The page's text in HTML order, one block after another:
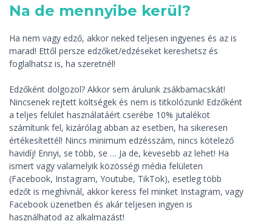
Na de mennyibe kerül?
Ha nem vagy edző, akkor neked teljesen ingyenes és az is
marad! Ettől persze edzőket/edzéseket kereshetsz és
foglalhatsz is, ha szeretnél!
Edzőként dolgozol? Akkor sem árulunk zsákbamacskát!
Nincsenek rejtett költségek és nem is titkolózunk! Edzőként
a teljes felület használatáért cserébe 10% jutalékot
számítunk fel, kizárólag abban az esetben, ha sikeresen
értékesítettél! Nincs minimum edzésszám, nincs kötelező
havidíj! Ennyi, se több, se … Ja de, kevesebb az lehet! Ha
ismert vagy valamelyik közösségi média felületen
(Facebook, Instagram, Youtube, TikTok), esetleg több
edzőt is meghívnál, akkor keress fel minket Instagram, vagy
Facebook üzenetben és akár teljesen ingyen is
használhatod az alkalmazást!